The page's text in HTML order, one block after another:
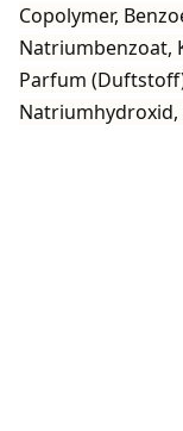
Copolymer,
Natriumbenzoat,
Parfum